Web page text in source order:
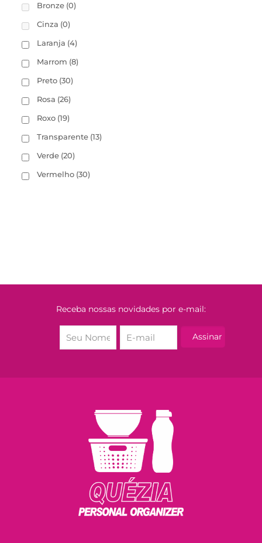
Bronze (0)
Cinza (0)
Laranja (4)
Marrom (8)
Preto (30)
Rosa (26)
Roxo (19)
Transparente (13)
Verde (20)
Vermelho (30)
Receba nossas novidades por e-mail: